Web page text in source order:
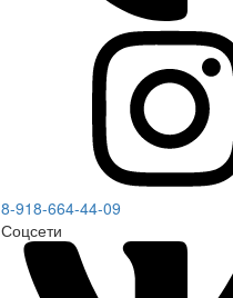
8-918-664-44-09
Соцсети